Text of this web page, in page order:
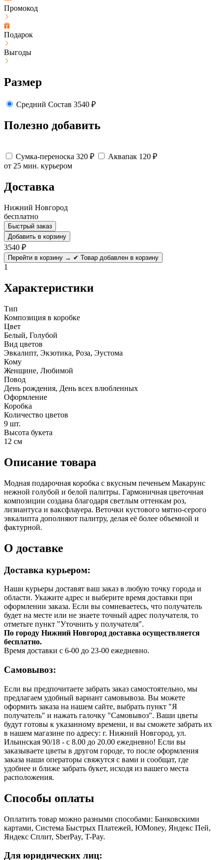
Промокод
Подарок
Выгоды
Размер
Средний Состав 3540 ₽
Полезно добавить
Сумка-переноска 320 ₽ Аквапак 120 ₽
от 25 мин. курьером
Доставка
Нижний Новгород
бесплатно
Быстрый заказ
Добавить в корзину
3540 ₽
Перейти в корзину → ✔ Товар добавлен в корзину
1
Характеристики
Тип
Композиция в коробке
Цвет
Белый, Голубой
Вид цветов
Эвкалипт, Экзотика, Роза, Эустома
Кому
Женщине, Любимой
Повод
День рождения, День всех влюбленных
Оформление
Коробка
Количество цветов
9 шт.
Высота букета
12 см
Описание товара
Модная подарочная коробка с вкусным печеньем Макарунс
нежной голубой и белой палитры. Гармоничная цветочная
композиции создана благодаря светлым оттенкам роз,
лизиантуса и ваксфлауера. Веточки кустового мятно-серого
эвкалипта дополняют палитру, делая её более объемной и
фактурной.
О доставке
Доставка курьером:
Наши курьеры доставят ваш заказ в любую точку города и
области. Укажите адрес и выберите время доставки при
оформлении заказа. Если вы сомневаетесь, что получатель
будет на месте или не знаете точный адрес получателя, то
отметьте пункт "Уточнить у получателя".
По городу Нижний Новгород доставка осуществляется
бесплатно.
Время доставки с 6-00 до 23-00 ежедневно.
Самовывоз:
Если вы предпочитаете забрать заказ самостоятельно, мы
предлагаем удобный вариант самовывоза. Вы можете
оформить заказа на нашем сайте, выбрать пункт "Я
получатель" и нажать галочку "Самовывоз". Ваши цветы
будут готовы к указанному времени, и вы сможете забрать их
в нашем магазине по адресу: г. Нижний Новгород, ул.
Ильинская 90/18 - с 8.00 до 20.00 ежедневно! Если вы
заказываете цветы в другом городе, то после оформления
заказа наши операторы свяжутся с вами и сообщат, где
удобнее и ближе забрать букет, исходя из вашего места
расположения.
Способы оплаты
Оплатить товар можно разными способами: Банковскими
картами, Система Быстрых Платежей, ЮMoney, Яндекс Пей,
Яндекс Сплит, SberPay, T-Pay.
Для юридических лиц: